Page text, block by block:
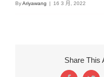
ByAriyawang | 16 3 月, 2022
Share This